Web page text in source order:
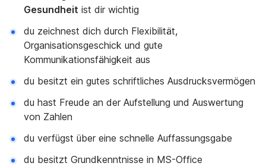
Gesundheit ist dir wichtig
du zeichnest dich durch Flexibilität,
Organisationsgeschick und gute
Kommunikationsfähigkeit aus
du besitzt ein gutes schriftliches Ausdrucksvermögen
du hast Freude an der Aufstellung und Auswertung
von Zahlen
du verfügst über eine schnelle Auffassungsgabe
du besitzt Grundkenntnisse in MS-Office